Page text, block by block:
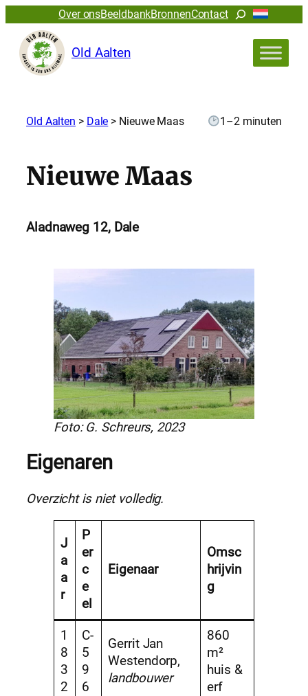
Over onsBeeldbankBronnenContactZoeken
Old Aalten
Old Aalten > Dale > Nieuwe Maas 1–2 minuten
Nieuwe Maas
Aladnaweg 12, Dale
Foto: G. Schreurs, 2023
Eigenaren
Overzicht is niet volledig.
J
a
a
r
P
er
c
e
el
Eigenaar
Omsc
hrijvin
g
1
8
3
2
C-
5
9
6
Gerrit Jan
Westendorp,
landbouwer
860
m²
huis &
erf